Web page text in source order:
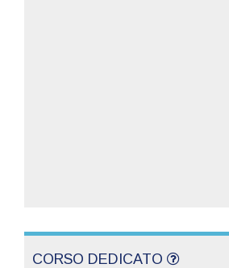
CORSO DEDICATO